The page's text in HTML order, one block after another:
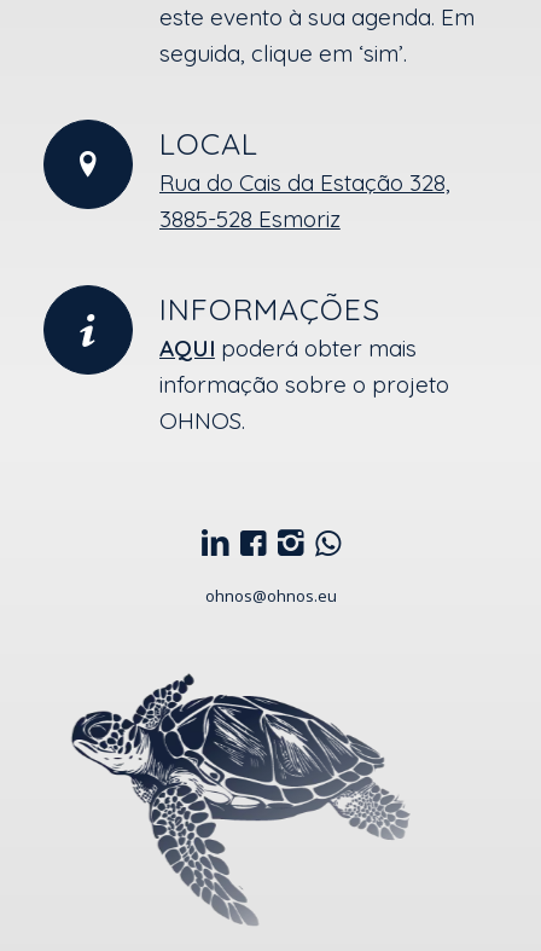
este evento à sua agenda. Em
seguida, clique em ‘sim’.
LOCAL
Rua do Cais da Estação 328,
3885-528 Esmoriz
INFORMAÇÕES
AQUI poderá obter mais
informação sobre o projeto
OHNOS.
ohnos@ohnos.eu